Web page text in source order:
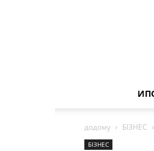
додому БІЗНЕС
БІЗНЕС